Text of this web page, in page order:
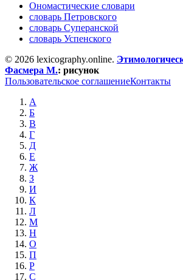
Ономастические словари
словарь Петровского
словарь Суперанской
словарь Успенского
© 2026 lexicography.online.
Фасмера М.: рисунок
Пользовательское соглашениеКонтакты
А
Б
В
Г
Д
Е
Ж
З
И
К
Л
М
Н
О
П
Р
С